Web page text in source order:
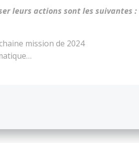
leurs actions sont les suivantes :
mission de 2024